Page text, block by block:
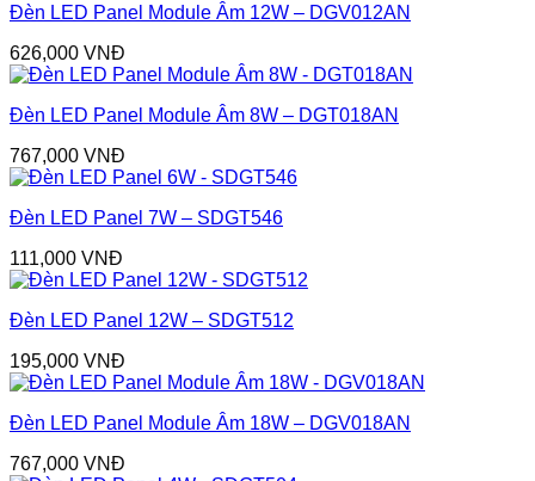
Đèn LED Panel Module Âm 12W – DGV012AN
626,000 VNĐ
Đèn LED Panel Module Âm 8W – DGT018AN
767,000 VNĐ
Đèn LED Panel 7W – SDGT546
111,000 VNĐ
Đèn LED Panel 12W – SDGT512
195,000 VNĐ
Đèn LED Panel Module Âm 18W – DGV018AN
767,000 VNĐ